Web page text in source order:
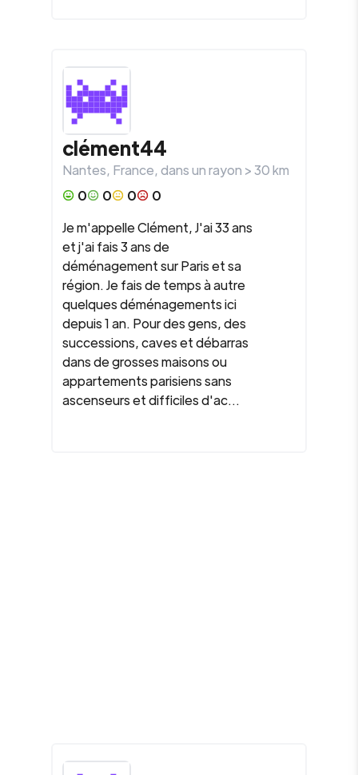
clément44
Nantes, France, dans un rayon >30km
0
0 0
0
Je m'appelle Clément, J'ai 33 ans
et j'ai fais 3 ans de
déménagement sur Paris et sa
région. Je fais de temps à autre
quelques déménagements ici
depuis 1 an. Pour des gens, des
successions, caves et débarras
dans de grosses maisons ou
appartements parisiens sans
ascenseurs et difficiles d'ac...